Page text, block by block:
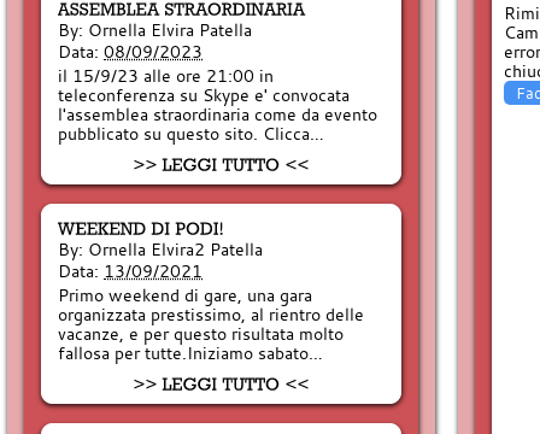
By: Ornella Elvira Patella
Data: 08/09/2023
il 15/9/23 alle ore 21:00 in
teleconferenza su Skype e' convocata
l'assemblea straordinaria come da evento
pubblicato su questo sito. Clicca…
By: Ornella Elvira2 Patella
Data: 13/09/2021
Primo weekend di gare, una gara
organizzata prestissimo, al rientro delle
vacanze, e per questo risultata molto
fallosa per tutte.Iniziamo sabato…